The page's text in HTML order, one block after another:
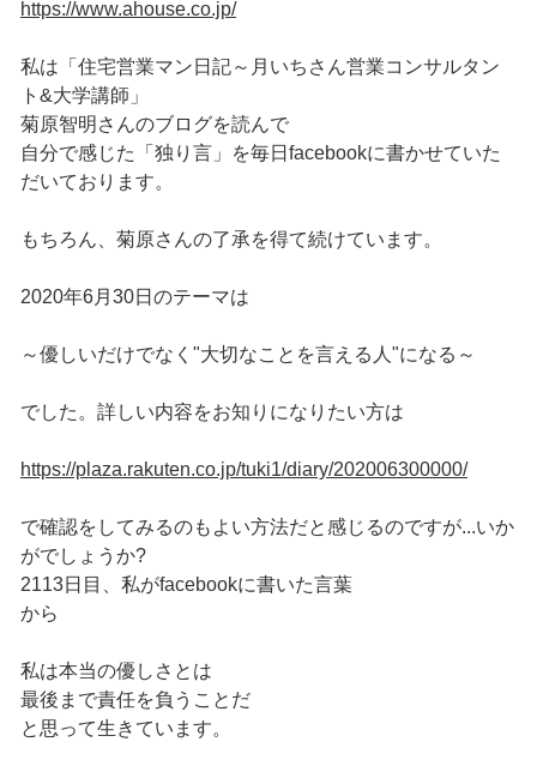
https://www.ahouse.co.jp/
私は「住宅営業マン日記～月いちさん営業コンサルタン
ト&大学講師」
菊原智明さんのブログを読んで
自分で感じた「独り言」を毎日facebookに書かせていた
だいております。
もちろん、菊原さんの了承を得て続けています。
2020年6月30日のテーマは
～優しいだけでなく"大切なことを言える人"になる～
でした。詳しい内容をお知りになりたい方は
https://plaza.rakuten.co.jp/tuki1/diary/202006300000/
で確認をしてみるのもよい方法だと感じるのですが...いか
がでしょうか?
2113日目、私がfacebookに書いた言葉
から
私は本当の優しさとは
最後まで責任を負うことだ
と思って生きています。